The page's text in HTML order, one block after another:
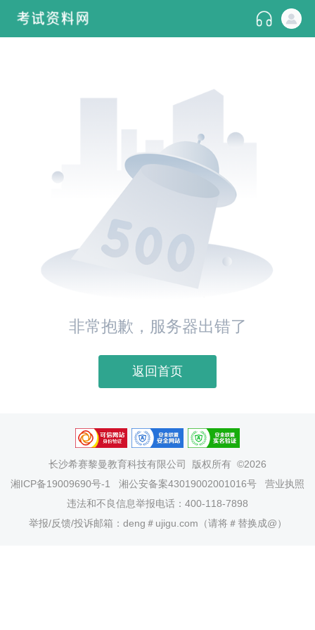
非常抱歉，服务器出错了
返回首页
长沙希赛黎曼教育科技有限公司
版权所有 ©2026
湘ICP备19009690号-1
湘公安备案43019002001016号
营业执照
违法和不良信息举报电话：400-118-7898
举报/反馈/投诉邮箱：deng＃ujigu.com（请将＃替换成@）